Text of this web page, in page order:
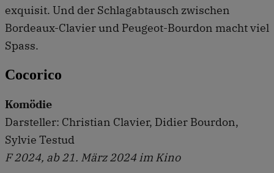
exquisit. Und der Schlagabtausch zwischen
Bordeaux-Clavier und Peugeot-Bourdon macht viel
Spass.
Cocorico
Komödie
Darsteller: Christian Clavier, Didier Bourdon,
Sylvie Testud
F 2024, ab 21. März 2024 im Kino